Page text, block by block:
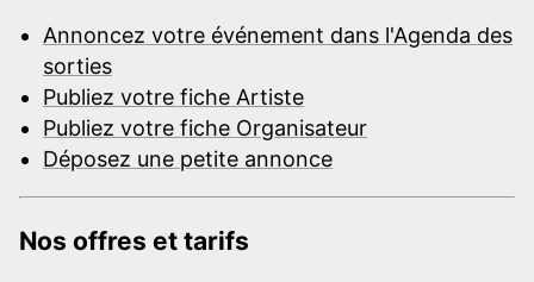
Annoncez votre événement dans l'Agenda des
sorties
Publiez votre fiche Artiste
Publiez votre fiche Organisateur
Déposez une petite annonce
Nos offres et tarifs